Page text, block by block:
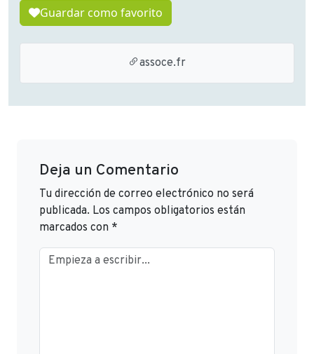
Guardar como favorito
assoce.fr
Deja un Comentario
Tu dirección de correo electrónico no será
publicada. Los campos obligatorios están
marcados con *